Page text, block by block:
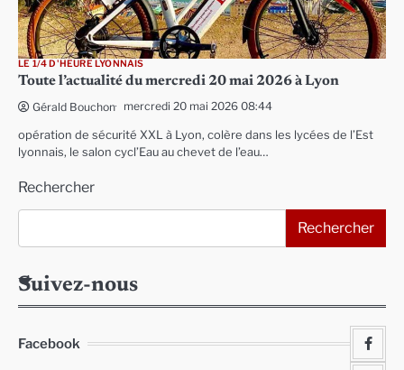
LE 1/4 D'HEURE LYONNAIS
Toute l’actualité du mercredi 20 mai 2026 à Lyon
Gérald Bouchon mercredi 20 mai 2026 08:44
opération de sécurité XXL à Lyon, colère dans les lycées de l’Est
lyonnais, le salon cycl’Eau au chevet de l’eau…
Rechercher
Rechercher
Suivez-nous
Facebook